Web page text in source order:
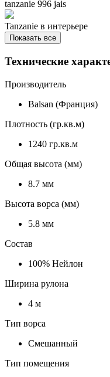
tanzanie 996 jais
Tanzanie в интерьере
Показать все
Технические
Производитель
Balsan (Франция)
Плотность (гр.кв.м)
1240 гр.кв.м
Общая высота (мм)
8.7 мм
Высота ворса (мм)
5.8 мм
Состав
100% Нейлон
Ширина рулона
4 м
Тип ворса
Смешанный
Тип помещения